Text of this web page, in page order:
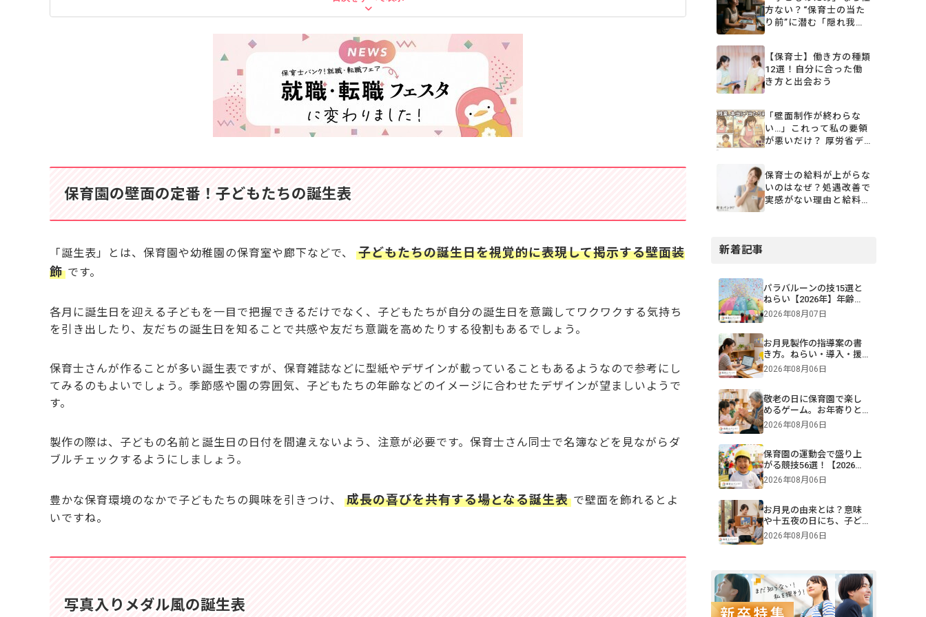
用意するもの
保育園の壁面に子どもがワクワクする誕生表を飾ろう
保育園の壁面の定番！子どもたちの誕生表
「誕生表」とは、保育園や幼稚園の保育室や廊下などで、
子どもたちの誕生日を視覚的に表現して掲示する壁面装
飾 です。
各月に誕生日を迎える子どもを一目で把握できるだけでなく、子どもたちが自分の誕生日を意識してワクワクする気持ち
を引き出したり、友だちの誕生日を知ることで共感や友だち意識を高めたりする役割もあるでしょう。
保育士さんが作ることが多い誕生表ですが、保育雑誌などに型紙やデザインが載っていることもあるようなので参考にし
てみるのもよいでしょう。季節感や園の雰囲気、子どもたちの年齢などのイメージに合わせたデザインが望ましいようで
す。
製作の際は、子どもの名前と誕生日の日付を間違えないよう、注意が必要です。保育士さん同士で名簿などを見ながらダ
ブルチェックするようにしましょう。
豊かな保育環境のなかで子どもたちの興味を引きつけ、 成長の喜びを共有する場となる誕生表 で壁面を飾れるとよ
いですね。
写真入りメダル風の誕生表
方ない？“保育士の当た
り前”に潜む「隠れ我
【保育士】働き方の種類
12選！自分に合った働
き方と出会おう
「壁面制作が終わらな
い…」これって私の要領
が悪いだけ？ 厚労省デ
リアル
保育士の給料が上がらな
いのはなぜ？処遇改善で
実感がない理由と給料を
新着記事
パラバルーンの技15選と
ねらい【2026年】年齢・
難易度別一覧＆演目構成
も！画像付きで紹介
2026年08月07日
お月見製作の指導案の書
き方。ねらい・導入・援
助を年齢別に解説【保
2026年08月06日
敬老の日に保育園で楽し
めるゲーム。お年寄りと
交流できる遊びや伝承遊
びのアイデア
2026年08月06日
保育園の運動会で盛り上
がる競技56選！【2026年
版】0・1・2・3・4・5歳
2026年08月06日
お月見の由来とは？意味
や十五夜の日にち、子ど
もへの伝え方【2026年最
2026年08月06日